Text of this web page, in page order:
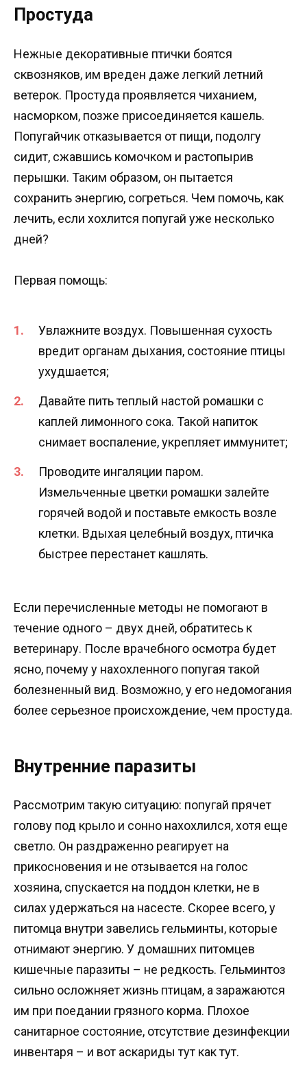
Простуда
Нежные декоративные птички боятся
сквозняков, им вреден даже легкий летний
ветерок. Простуда проявляется чиханием,
насморком, позже присоединяется кашель.
Попугайчик отказывается от пищи, подолгу
сидит, сжавшись комочком и растопырив
перышки. Таким образом, он пытается
сохранить энергию, согреться. Чем помочь, как
лечить, если хохлится попугай уже несколько
дней?
Первая помощь:
Увлажните воздух. Повышенная сухость
вредит органам дыхания, состояние птицы
ухудшается;
Давайте пить теплый настой ромашки с
каплей лимонного сока. Такой напиток
снимает воспаление, укрепляет иммунитет;
Проводите ингаляции паром.
Измельченные цветки ромашки залейте
горячей водой и поставьте емкость возле
клетки. Вдыхая целебный воздух, птичка
быстрее перестанет кашлять.
Если перечисленные методы не помогают в
течение одного – двух дней, обратитесь к
ветеринару. После врачебного осмотра будет
ясно, почему у нахохленного попугая такой
болезненный вид. Возможно, у его недомогания
более серьезное происхождение, чем простуда.
Внутренние паразиты
Рассмотрим такую ситуацию: попугай прячет
голову под крыло и сонно нахохлился, хотя еще
светло. Он раздраженно реагирует на
прикосновения и не отзывается на голос
хозяина, спускается на поддон клетки, не в
силах удержаться на насесте. Скорее всего, у
питомца внутри завелись гельминты, которые
отнимают энергию. У домашних питомцев
кишечные паразиты – не редкость. Гельминтоз
сильно осложняет жизнь птицам, а заражаются
им при поедании грязного корма. Плохое
санитарное состояние, отсутствие дезинфекции
инвентаря – и вот аскариды тут как тут.